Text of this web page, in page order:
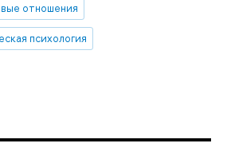
отношения
психология